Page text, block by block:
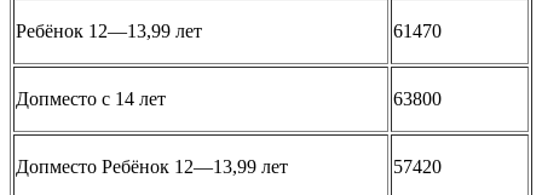
Ребёнок 12—13,99 лет 61470
Допместо с 14 лет 63800
Допместо Ребёнок 12—13,99 лет 57420